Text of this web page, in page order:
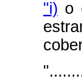
"i) o